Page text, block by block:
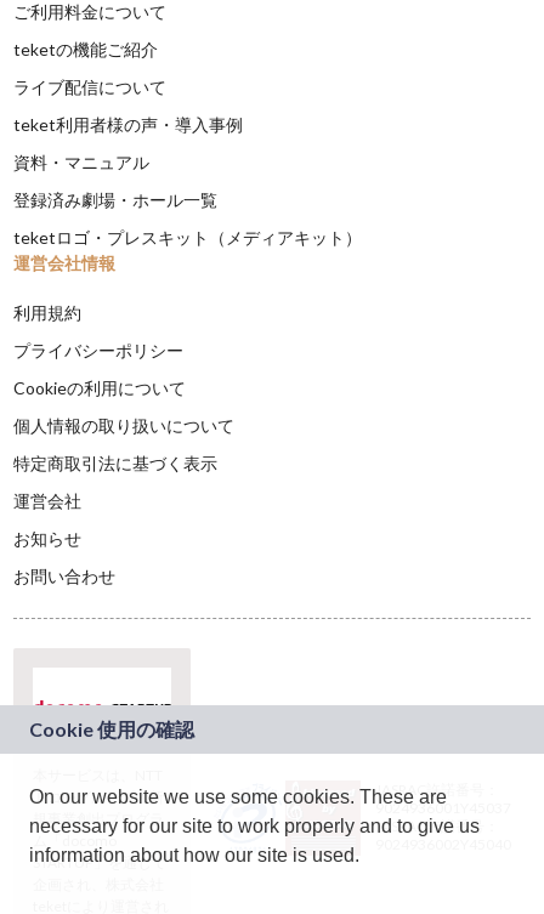
ご利用料金について
teketの機能ご紹介
ライブ配信について
teket利用者様の声・導入事例
資料・マニュアル
登録済み劇場・ホール一覧
teketロゴ・プレスキット（メディアキット）
運営会社情報
利用規約
プライバシーポリシー
Cookieの利用について
個人情報の取り扱いについて
特定商取引法に基づく表示
運営会社
お知らせ
お問い合わせ
ドコモグループの新
規事業創出プログラ
ム「docomo
STARTUP」を通じて
JASRAC許諾番号：
9024936001Y45037
JASRAC許諾番号：
On our website we use some cookies. These are
necessary for our site to work properly and to give us
information about how our site is used.